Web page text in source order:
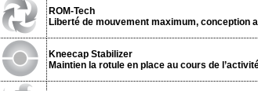
ROM-Tech
Liberté de mouvement maximum, conception
Kneecap Stabilizer
Maintien la rotule en place au cours de